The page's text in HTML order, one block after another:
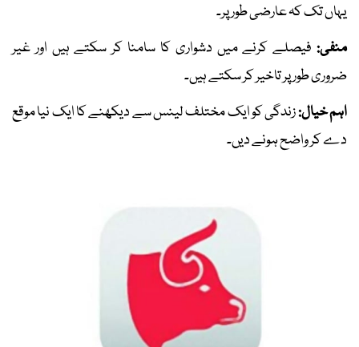
یہاں تک کہ عارضی طور پر۔
منفی: فیصلے کرنے میں دشواری کا سامنا کر سکتے ہیں اور غیر
ضروری طور پر تاخیر کر سکتے ہیں۔
اہم خیال:زندگی کو ایک مختلف لینس سے دیکھنے کا ایک نیا موقع
دے کر واضح ہونے دیں۔